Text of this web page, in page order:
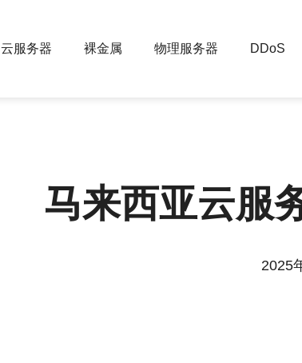
云服务器 裸金属 物理服务器 DDoS
马来西亚云服
2025